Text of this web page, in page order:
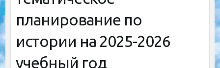
планирование по
истории на 2025-2026
учебный год